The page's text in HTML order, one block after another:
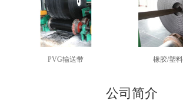
PVG输送带 橡胶/塑
公司简介